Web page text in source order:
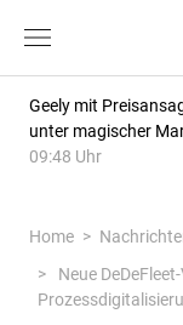
Geely mit
unter magischer
09:48 Uhr
Home
Neue